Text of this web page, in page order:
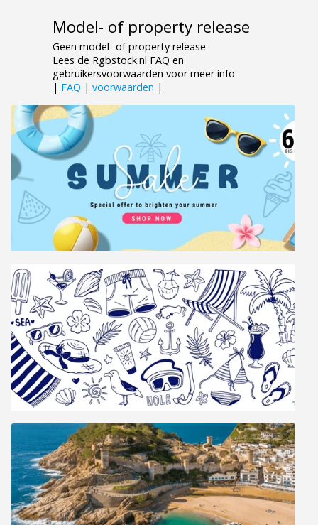
Model- of property release
Geen model- of property release
Lees de Rgbstock.nl FAQ en
gebruikersvoorwaarden voor meer info
| FAQ | voorwaarden |